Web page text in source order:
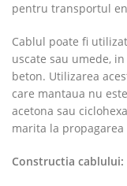
pentru transportul
Cablul poate fi
uscate sau umede,
beton. Utilizarea
care mantaua nu
acetona sau
marita la propagarea
Constructia cablului: